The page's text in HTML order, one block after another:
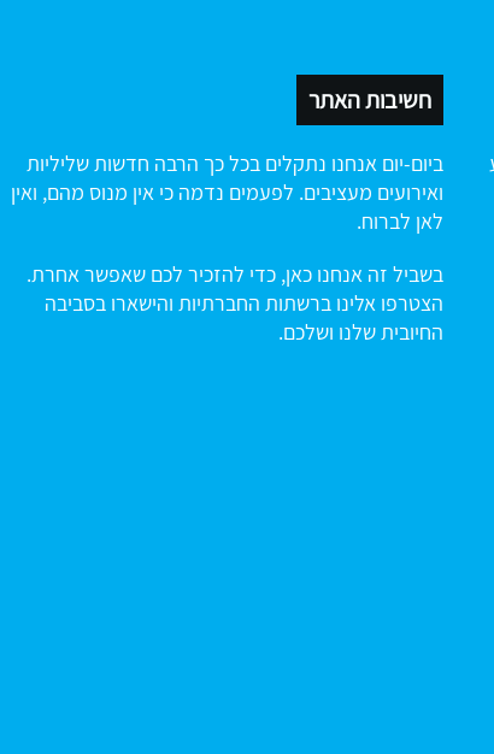
חשיבות האתר
ביום-יום אנחנו נתקלים בכל כך הרבה חדשות שליליות
ואירועים מעציבים. לפעמים נדמה כי אין מנוס מהם, ואין
לאן לברוח.
בשביל זה אנחנו כאן, כדי להזכיר לכם שאפשר אחרת.
הצטרפו אלינו ברשתות החברתיות והישארו בסביבה
החיובית שלנו ושלכם.